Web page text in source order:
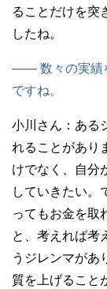
ることだけを突
したね。
—— 数々の実績
ですね。
小川さん： ある
れることがあり
けでなく、自分
していきたい。
ってもお金を取
と、考えれば考
うジレンマがあ
質を上げること